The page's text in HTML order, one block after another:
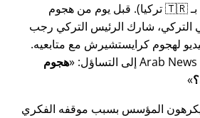
التوالي، وكلاهما مرتبط بـ 🇹🇷 تركيا). قبل يوم من هجوم
التركي، شارك الرئيس التركي رجب
لهجوم كرايستشيرش مع متابعيه.
هجوم
يكرهون المؤسس بسبب موقفه الفكري